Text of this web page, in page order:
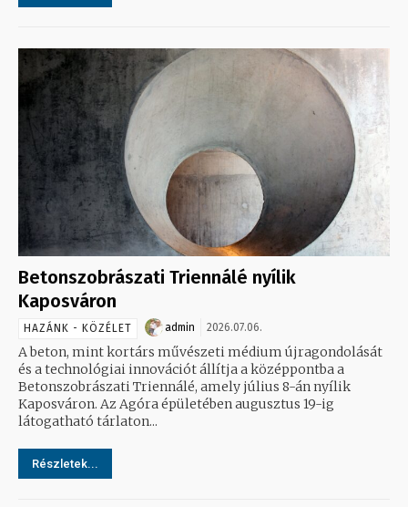
Betonszobrászati Triennálé nyílik
Kaposváron
HAZÁNK - KÖZÉLET admin 2026.07.06.
A beton, mint kortárs művészeti médium újragondolását
és a technológiai innovációt állítja a középpontba a
Betonszobrászati Triennálé, amely július 8-án nyílik
Kaposváron. Az Agóra épületében augusztus 19-ig
látogatható tárlaton...
Részletek...